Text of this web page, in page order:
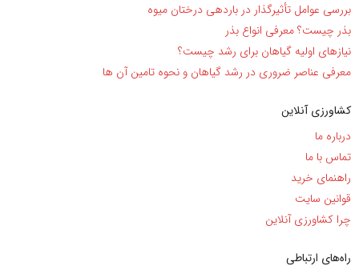
بررسی عوامل تأثیرگذار در باردهی درختان میوه
بذر چیست؟ معرفی انواع بذر
نیاز‌های اولیه گیاهان برای رشد چیست؟
معرفی عناصر ضروری در رشد گیاهان و نحوه تامین آن ها
کشاورزی آنلاین
درباره ما
تماس با ما
راهنمای خرید
قوانین سایت
چرا کشاورزی آنلاین
راه‌های ارتباطی